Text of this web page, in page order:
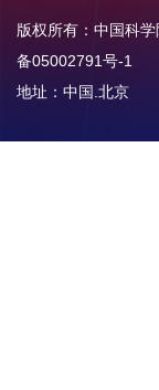
版权所有：中国科
备05002791号-1
地址：中国.北京